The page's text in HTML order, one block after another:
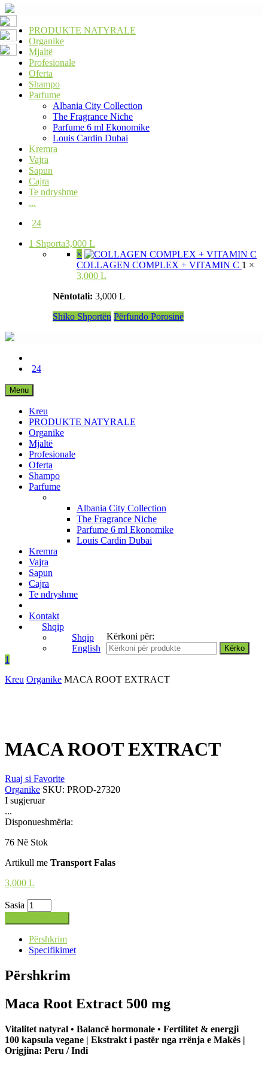
PRODUKTE NATYRALE
Organike
Mjaltë
Profesionale
Oferta
Shampo
Parfume
Albania City Collection
The Fragrance Niche
Parfume 6 ml Ekonomike
Louis Cardin Dubai
Kremra
Vajra
Sapun
Cajra
Te ndryshme
...
24
1 Shporta3,000 L
×
COLLAGEN COMPLEX + VITAMIN C 1 ×
3,000 L
Nëntotali: 3,000 L
Shiko Shportën Përfundo Porosinë
24
Menu
Kreu
PRODUKTE NATYRALE
Organike
Mjaltë
Profesionale
Oferta
Shampo
Parfume
Albania City Collection
The Fragrance Niche
Parfume 6 ml Ekonomike
Louis Cardin Dubai
Kremra
Vajra
Sapun
Cajra
Te ndryshme
Kontakt
Shqip
Shqip
English
Kërkoni për:
1
Kreu Organike MACA ROOT EXTRACT
MACA ROOT EXTRACT
Ruaj si Favorite
Organike SKU: PROD-27320
I sugjeruar
...
Disponueshmëria:
76 Në Stok
Artikull me Transport Falas
3,000 L
Sasia
Përshkrim
Specifikimet
Përshkrim
Maca Root Extract 500 mg
Vitalitet natyral • Balancë hormonale • Fertilitet & energji
100 kapsula vegane | Ekstrakt i pastër nga rrënja e Makës |
Origjina: Peru / Indi